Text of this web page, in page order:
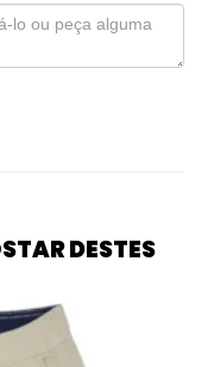
DESTES